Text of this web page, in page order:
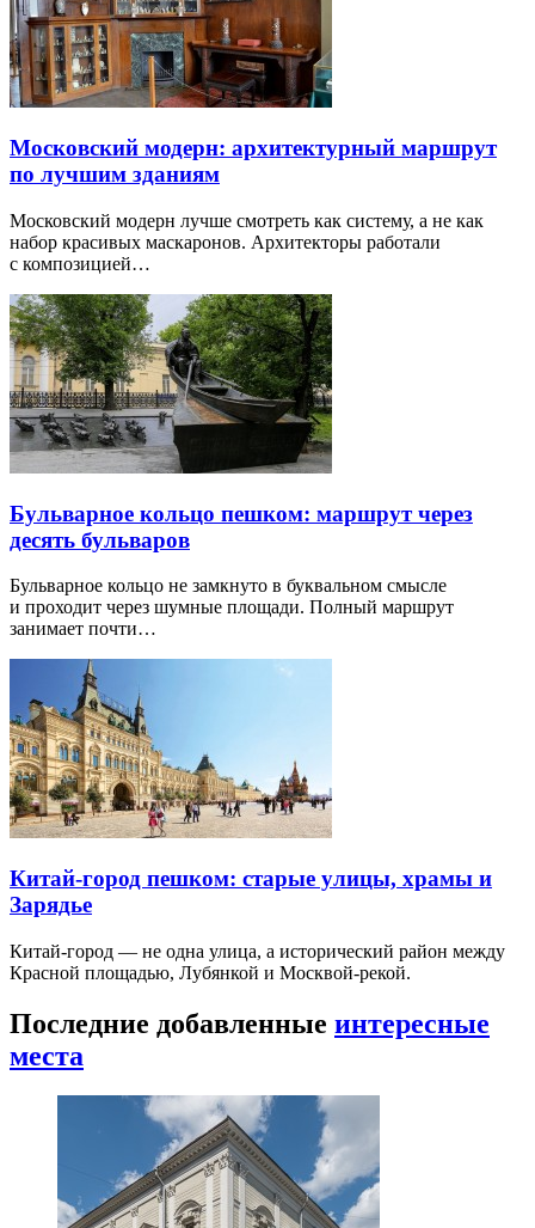
Московский модерн: архитектурный маршрут
по лучшим зданиям
Московский модерн лучше смотреть как систему, а не как
набор красивых маскаронов. Архитекторы работали
с композицией…
Бульварное кольцо пешком: маршрут через
десять бульваров
Бульварное кольцо не замкнуто в буквальном смысле
и проходит через шумные площади. Полный маршрут
занимает почти…
Китай-город пешком: старые улицы, храмы и
Зарядье
Китай-город — не одна улица, а исторический район между
Красной площадью, Лубянкой и Москвой-рекой.
Последние добавленные интересные
места